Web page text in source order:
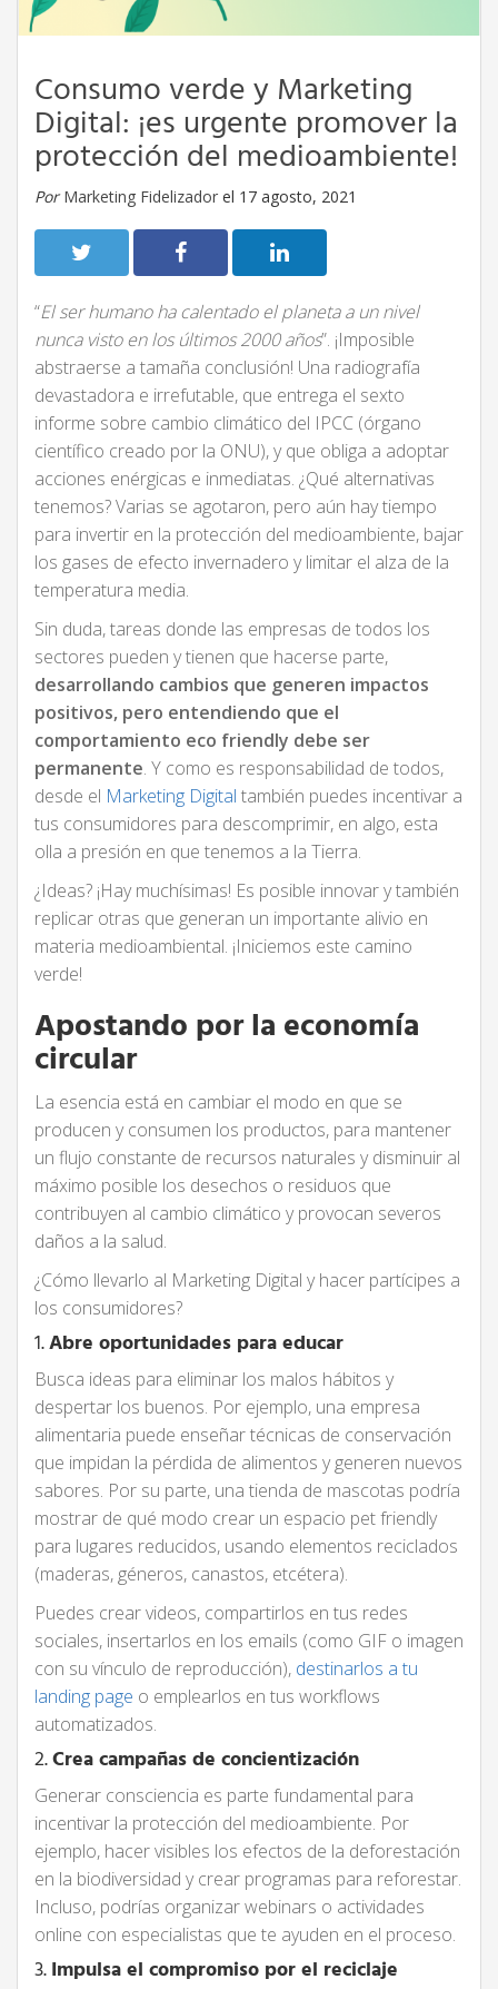
Consumo verde y Marketing
Digital: ¡es urgente promover la
protección del medioambiente!
Por Marketing Fidelizador el 17 agosto, 2021
“El ser humano ha calentado el planeta a un nivel
nunca visto en los últimos 2000 años”. ¡Imposible
abstraerse a tamaña conclusión! Una radiografía
devastadora e irrefutable, que entrega el sexto
informe sobre cambio climático del IPCC (órgano
científico creado por la ONU), y que obliga a adoptar
acciones enérgicas e inmediatas. ¿Qué alternativas
tenemos? Varias se agotaron, pero aún hay tiempo
para invertir en la protección del medioambiente, bajar
los gases de efecto invernadero y limitar el alza de la
temperatura media.
Sin duda, tareas donde las empresas de todos los
sectores pueden y tienen que hacerse parte,
desarrollando cambios que generen impactos
positivos, pero entendiendo que el
comportamiento eco friendly debe ser
permanente. Y como es responsabilidad de todos,
desde el Marketing Digital también puedes incentivar a
tus consumidores para descomprimir, en algo, esta
olla a presión en que tenemos a la Tierra.
¿Ideas? ¡Hay muchísimas! Es posible innovar y también
replicar otras que generan un importante alivio en
materia medioambiental. ¡Iniciemos este camino
verde!
Apostando por la economía
circular
La esencia está en cambiar el modo en que se
producen y consumen los productos, para mantener
un flujo constante de recursos naturales y disminuir al
máximo posible los desechos o residuos que
contribuyen al cambio climático y provocan severos
daños a la salud.
¿Cómo llevarlo al Marketing Digital y hacer partícipes a
los consumidores?
1.Abre oportunidades para educar
Busca ideas para eliminar los malos hábitos y
despertar los buenos. Por ejemplo, una empresa
alimentaria puede enseñar técnicas de conservación
que impidan la pérdida de alimentos y generen nuevos
sabores. Por su parte, una tienda de mascotas podría
mostrar de qué modo crear un espacio pet friendly
para lugares reducidos, usando elementos reciclados
(maderas, géneros, canastos, etcétera).
Puedes crear videos, compartirlos en tus redes
sociales, insertarlos en los emails (como GIF o imagen
con su vínculo de reproducción), destinarlos a tu
landing page o emplearlos en tus workflows
automatizados.
2.Crea campañas de concientización
Generar consciencia es parte fundamental para
incentivar la protección del medioambiente. Por
ejemplo, hacer visibles los efectos de la deforestación
en la biodiversidad y crear programas para reforestar.
Incluso, podrías organizar webinars o actividades
online con especialistas que te ayuden en el proceso.
3.Impulsa el compromiso por el reciclaje